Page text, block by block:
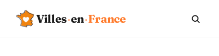
Villes·en·France